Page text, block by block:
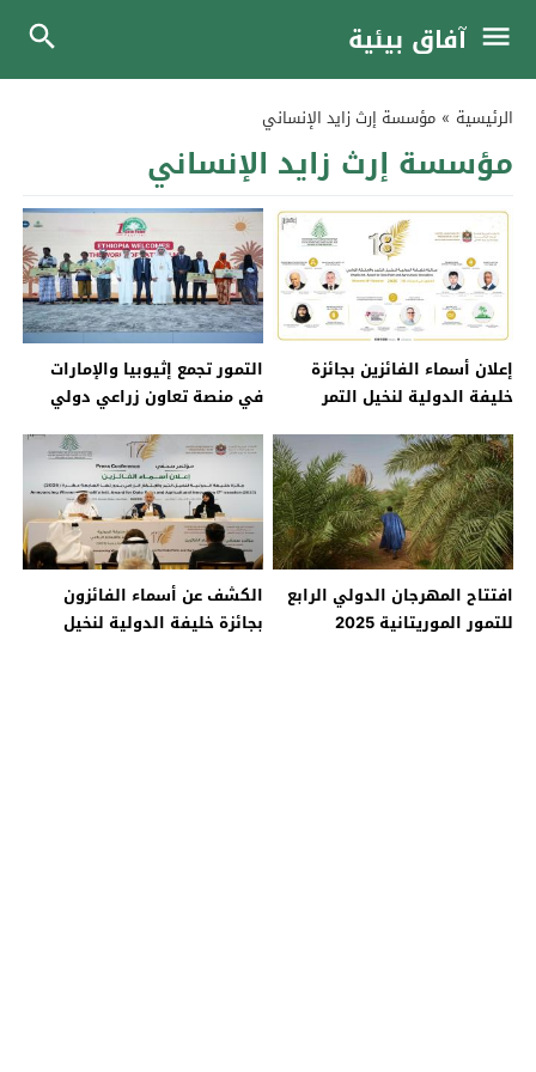
آفاق بيئية
الرئيسية » مؤسسة إرث زايد الإنساني
مؤسسة إرث زايد الإنساني
إعلان أسماء الفائزين بجائزة
خليفة الدولية لنخيل التمر
الثامنة عشرة 2026 وإطلاق
المؤتمر الدولي الثامن لنخيل
التمر
التمور تجمع إثيوبيا والإمارات
في منصة تعاون زراعي دولي
افتتاح المهرجان الدولي الرابع
للتمور الموريتانية 2025
الكشف عن أسماء الفائزون
بجائزة خليفة الدولية لنخيل